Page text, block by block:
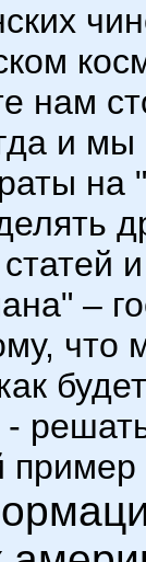
нам
и
на
–
что